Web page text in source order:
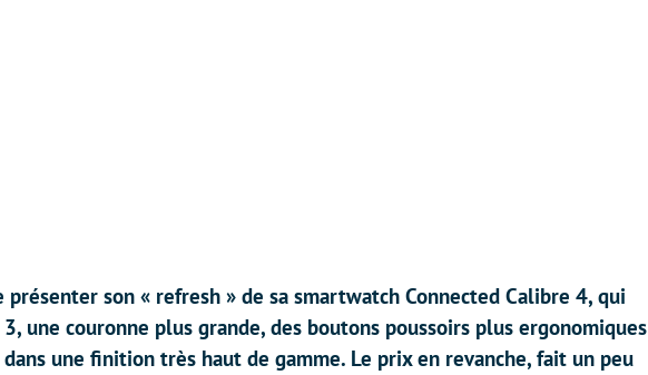
présenter son « refresh » de sa smartwatch Connected Calibre 4, qui
une couronne plus grande, des boutons poussoirs plus ergonomiques
une finition très haut de gamme. Le prix en revanche, fait un peu